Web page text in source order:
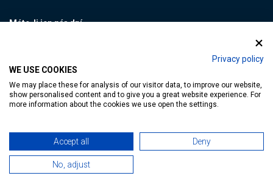
Privacy policy
WE USE COOKIES
We may place these for analysis of our visitor data, to improve our website,
show personalised content and to give you a great website experience. For
more information about the cookies we use open the settings.
Accept all Deny
No, adjust
Máte-li jen pár dní
Zvláštní případy
Na sportovní problémy a zranění
INFO HÉVÍZ